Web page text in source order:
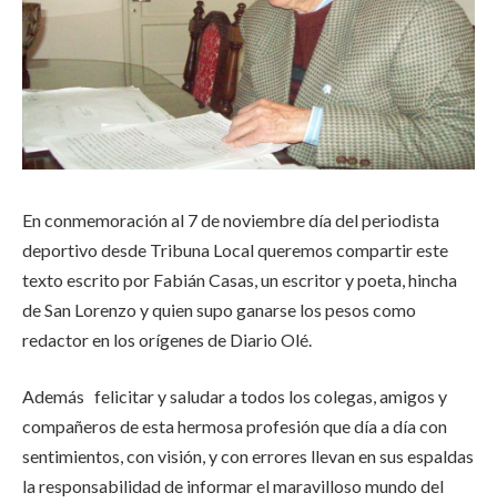
En conmemoración al 7 de noviembre día del periodista
deportivo desde Tribuna Local queremos compartir este
texto escrito por Fabián Casas, un escritor y poeta, hincha
de San Lorenzo y quien supo ganarse los pesos como
redactor en los orígenes de Diario Olé.
Además felicitar y saludar a todos los colegas, amigos y
compañeros de esta hermosa profesión que día a día con
sentimientos, con visión, y con errores llevan en sus espaldas
la responsabilidad de informar el maravilloso mundo del